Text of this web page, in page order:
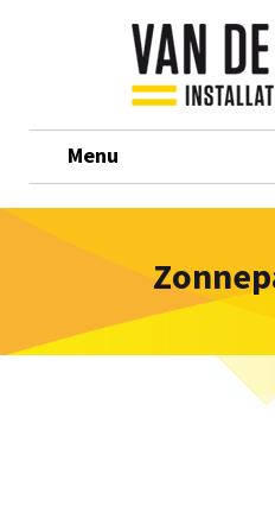
Menu